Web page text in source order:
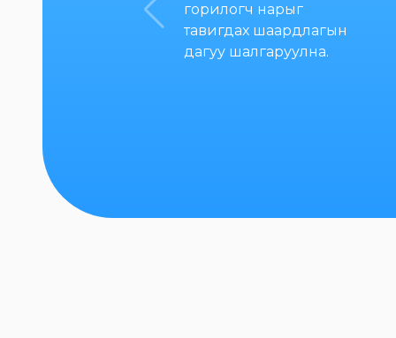
горилогч нарыг
тавигдах шаардлагын
дагуу шалгаруулна.